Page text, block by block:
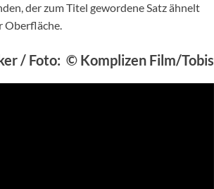
der zum Titel gewordene Satz ähnelt
Oberfläche.
/ Foto: © Komplizen Film/Tobis